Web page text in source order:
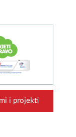
i projekti